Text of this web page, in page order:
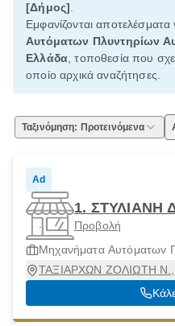
[Δήμος]
Εμφανίζονται αποτελέσματα
Αυτόματων Πλυντηρίων
Ελλάδα , τοποθεσία που
οποίο αρχικά αναζήτησες.
Ταξινόμηση: Προτεινόμενα
Ad
1.
Προβολή
Μηχανήματα Αυτόματων
ΤΑΞΙΑΡΧΩΝ ΖΟΛΙΩΤΗ Ν.,